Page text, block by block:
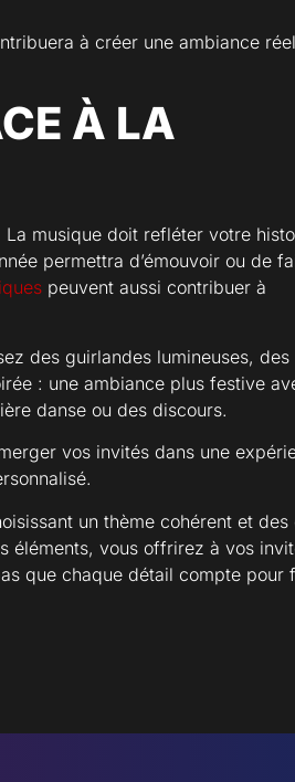
à créer une ambiance
À LA
La musique doit refléter votre
permettra d’émouvoir ou de
peuvent aussi contribuer à
des guirlandes lumineuses, des
: une ambiance plus festive
danse ou des discours.
vos invités dans une
un thème cohérent et des
éléments, vous offrirez à vos
que chaque détail compte pour